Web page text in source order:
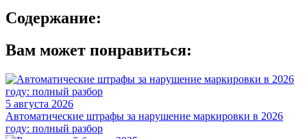
Содержание:
Вам может понравиться:
5 августа 2026
Автоматические штрафы за нарушение маркировки в 2026
году: полный разбор